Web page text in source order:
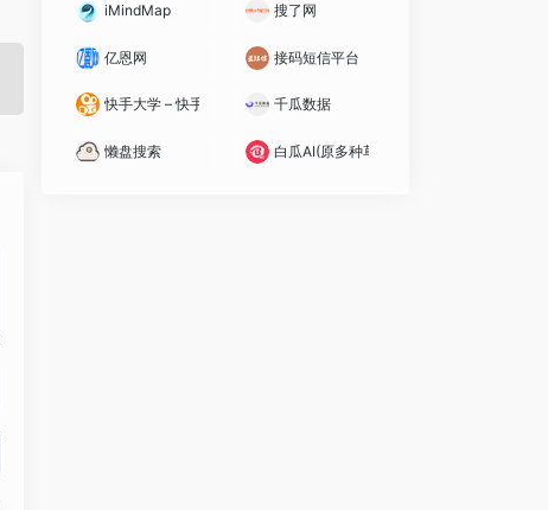
iMindMap 搜了网
亿恩网 接码短信平台
快手大学 – 快手运营学院 千瓜数据
懒盘搜索 白瓜AI(原多种草AI)